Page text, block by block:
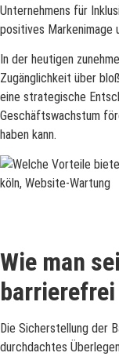
Unternehmens für
positives Markenimage
In der heutigen
Zugänglichkeit über
eine strategische
Geschäftswachstum
haben kann.
Wie man
Die Sicherstellung der
durchdachtes